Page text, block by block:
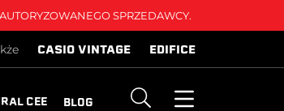
SPRZEDAWCY.
CASIO VINTAGE EDIFICE
CEE BLOG